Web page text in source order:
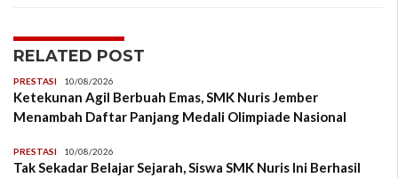
RELATED POST
PRESTASI 10/08/2026
Ketekunan Agil Berbuah Emas, SMK Nuris Jember
Menambah Daftar Panjang Medali Olimpiade Nasional
PRESTASI 10/08/2026
Tak Sekadar Belajar Sejarah, Siswa SMK Nuris Ini Berhasil